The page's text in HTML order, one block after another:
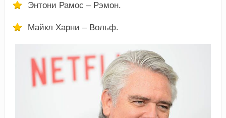
Энтони Рамос – Рэмон.
Майкл Харни – Вольф.